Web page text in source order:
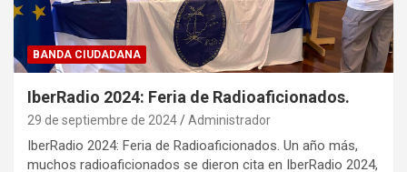
BANDA CIUDADANA
IberRadio 2024: Feria de Radioaficionados.
29 de septiembre de 2024 Administrador
IberRadio 2024: Feria de Radioaficionados. Un año más,
muchos radioaficionados se dieron cita en IberRadio 2024,